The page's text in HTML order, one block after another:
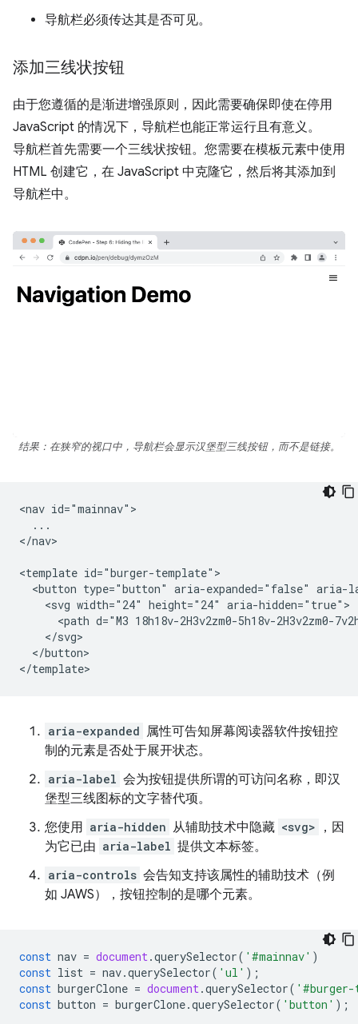
导航栏必须传达其是否可见。
添加三线状按钮
由于您遵循的是渐进增强原则，因此需要确保即使在停用
JavaScript 的情况下，导航栏也能正常运行且有意义。
导航栏首先需要一个三线状按钮。您需要在模板元素中使用
HTML 创建它，在 JavaScript 中克隆它，然后将其添加到
导航栏中。
结果：在狭窄的视口中，导航栏会显示汉堡型三线按钮，而不是链接。
<nav id="mainnav">
  ...
</nav>
<template id="burger-template">
<button type="button" aria-expanded="false" aria-
    <svg width="24" height="24" aria-hidden="true">
<path d="M3 18h18v-2H3v2zm0-5h18v-2H3v2zm0-
    </svg>
  </button>
aria-expanded 属性可告知屏幕阅读器软件按钮控
制的元素是否处于展开状态。
aria-label 会为按钮提供所谓的可访问名称，即汉
堡型三线图标的文字替代项。
您使用 aria-hidden 从辅助技术中隐藏 <svg>
，因
为它已由 aria-label 提供文本标签。
aria-controls 会告知支持该属性的辅助技术（例
如 JAWS），按钮控制的是哪个元素。
const nav = document .querySelector( '#mainnav' )
const list = nav.querySelector( 'ul' );
const burgerClone = document .querySelector(
const button = burgerClone.querySelector( 'button' );